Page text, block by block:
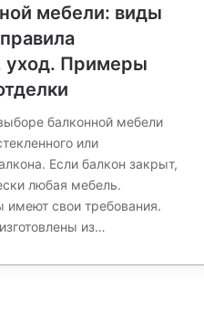
мебели: виды
уход. Примеры
балконной мебели
или
Если балкон закрыт,
любая мебель.
свои требования.
из…